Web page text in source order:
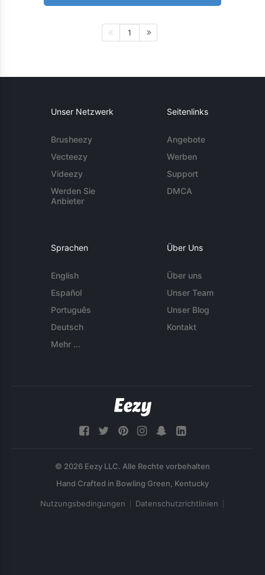
1
Unser Netzwerk
Brusheezy
Vecteezy
Videezy
Werden Sie
Anbieter
Seitenlinks
Angebote
Werben
Support
DMCA
Sprachen
English
Español
Português
Deutsch
Mehr ...
Über Uns
Über uns
Unser Team
Unser Blog
Kontakt
© 2026 Eezy LLC. Alle Rechte vorbehalten
Nutzungsbedingungen Datenschutzrichtlinien